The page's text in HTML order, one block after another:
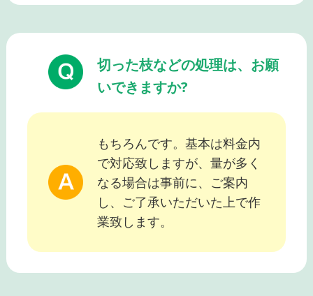
切った枝などの処理は、お願
いできますか?
もちろんです。基本は料金内
で対応致しますが、量が多く
なる場合は事前に、ご案内
し、ご了承いただいた上で作
業致します。